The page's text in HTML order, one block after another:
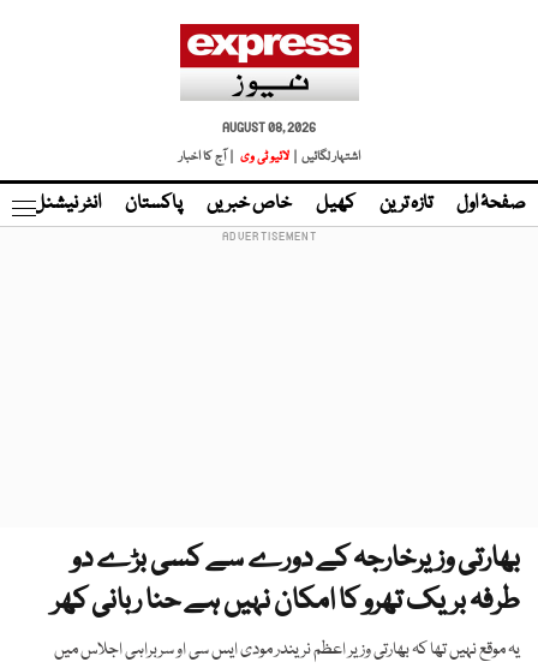
AUGUST 08, 2026
اشتہار لگائیں |
لائیو ٹی وی | آج کا اخبار
صفحۂ اول تازہ ترین کھیل خاص خبریں پاکستان انٹر نیشنل
بھارتی وزیرخارجہ کے دورے سے کسی بڑے دو
طرفہ بریک تھرو کا امکان نہیں ہے حنا ربانی کھر
یہ موقع نہیں تھا کہ بھارتی وزیر اعظم نریندر مودی ایس سی او سربراہی اجلاس میں